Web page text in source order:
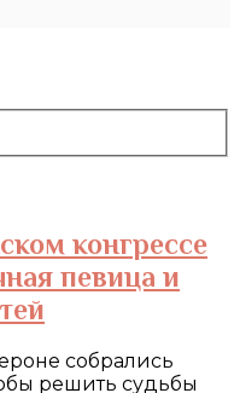
конгрессе
певица и
собрались
решить судьбы